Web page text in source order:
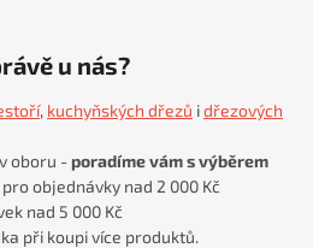
u nás?
, kuchyňských dřezů idřezových
oboru -poradíme vám s výběrem
pro objednávky nad 2 000 Kč
nad 5 000 Kč
při koupi více produktů.